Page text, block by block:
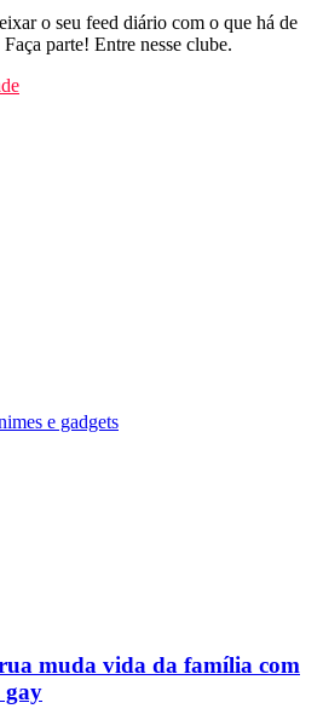
o seu feed diário com o que há de
parte! Entre nesse clube.
e gadgets
muda vida da família com
gay